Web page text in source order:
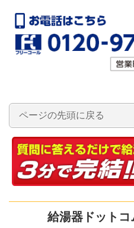
ページの先頭に戻る
給湯器ドットコ